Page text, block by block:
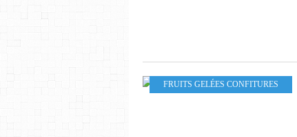
FRUITS GELÉES CONFITURES